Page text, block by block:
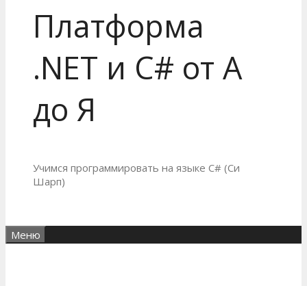
Платформа
.NET и C# от А
до Я
Учимся программировать на языке C# (Си
Шарп)
Меню